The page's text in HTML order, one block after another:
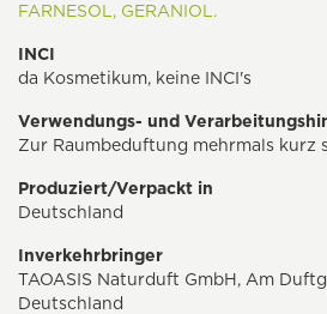
FARNESOL, GERANIOL.
INCI
da Kosmetikum, keine INCI's
Verwendungs- und
Zur Raumbeduftung mehrmals kurz
Produziert/Verpackt in
Deutschland
Inverkehrbringer
TAOASIS Naturduft GmbH, Am
Deutschland